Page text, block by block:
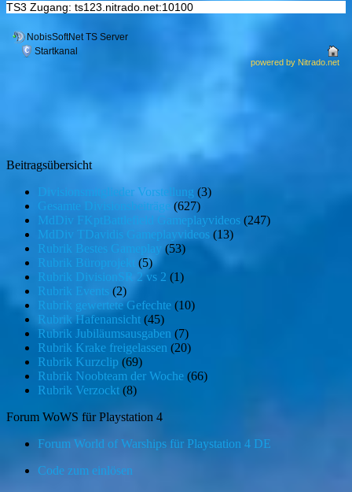
TS3 Zugang: ts123.nitrado.net:10100
Beitragsübersicht
Divisionsmitglieder Vorstellung (3)
Gesamte Divisionsbeiträge (627)
MdDiv FKptBattlefield Gameplayvideos (247)
MdDiv TDavidis Gameplayvideos (13)
Rubrik Bestes Gameplay (53)
Rubrik Büroprojekt
(5)
Rubrik DivisionSR 2 vs 2 (1)
Rubrik Events (2)
Rubrik gewertete Gefechte (10)
Rubrik Hafenansicht (45)
Rubrik Jubiläumsausgaben (7)
Rubrik Krake freigelassen (20)
Rubrik Kurzclip (69)
Rubrik Noobteam der Woche (66)
Rubrik Verzockt (8)
Forum WoWS für Playstation 4
Forum World of Warships für Playstation 4 DE
Code zum einlösen